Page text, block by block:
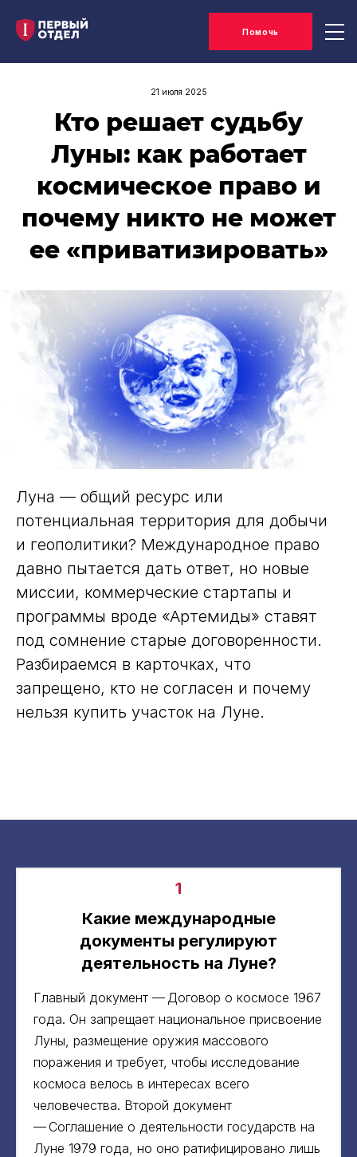
Помочь
21 июля 2025
Кто решает судьбу
Луны: как работает
космическое право и
почему никто не может
ее «приватизировать»
Луна — общий ресурс или
потенциальная территория для добычи
и геополитики? Международное право
давно пытается дать ответ, но новые
миссии, коммерческие стартапы и
программы вроде «Артемиды» ставят
под сомнение старые договоренности.
Разбираемся в карточках, что
запрещено, кто не согласен и почему
нельзя купить участок на Луне.
1
Какие международные
документы регулируют
деятельность на Луне?
Главный документ — Договор о космосе 1967
года. Он запрещает национальное присвоение
Луны, размещение оружия массового
поражения и требует, чтобы исследование
космоса велось в интересах всего
человечества. Второй документ
— Соглашение о деятельности государств на
Луне 1979 года, но оно ратифицировано лишь